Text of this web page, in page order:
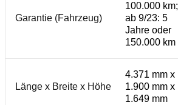
Garantie (Fahrzeug)
100.000 km;
ab 9/23: 5
Jahre oder
150.000 km
Länge x Breite x Höhe
4.371 mm x
1.900 mm x
1.649 mm